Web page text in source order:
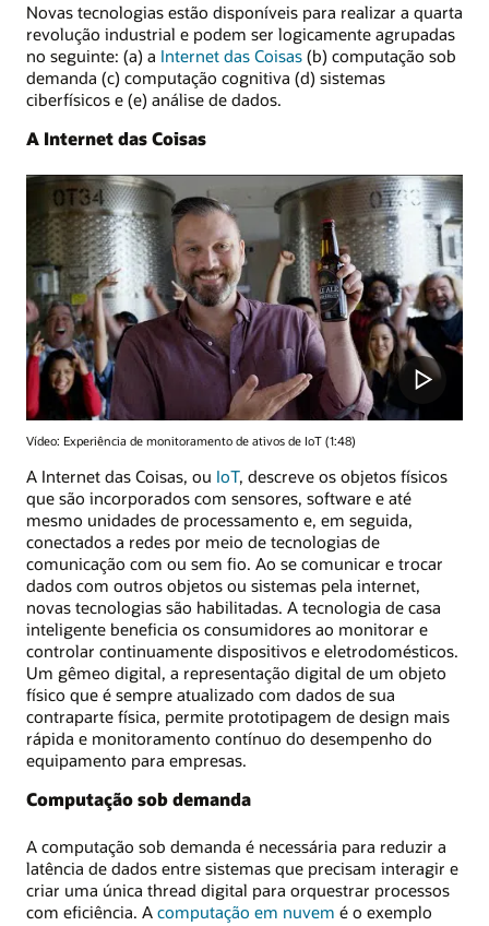
Novas tecnologias estão disponíveis para realizar a quarta
revolução industrial e podem ser logicamente agrupadas
no seguinte: (a) a Internet das Coisas (b) computação sob
demanda (c) computação cognitiva (d) sistemas
ciberfísicos e (e) análise de dados.
A Internet das Coisas
Vídeo: Experiência de monitoramento de ativos de IoT (1:48)
A Internet das Coisas, ou IoT, descreve os objetos físicos
que são incorporados com sensores, software e até
mesmo unidades de processamento e, em seguida,
conectados a redes por meio de tecnologias de
comunicação com ou sem fio. Ao se comunicar e trocar
dados com outros objetos ou sistemas pela internet,
novas tecnologias são habilitadas. A tecnologia de casa
inteligente beneficia os consumidores ao monitorar e
controlar continuamente dispositivos e eletrodomésticos.
Um gêmeo digital, a representação digital de um objeto
físico que é sempre atualizado com dados de sua
contraparte física, permite prototipagem de design mais
rápida e monitoramento contínuo do desempenho do
equipamento para empresas.
Computação sob demanda
A computação sob demanda é necessária para reduzir a
latência de dados entre sistemas que precisam interagir e
criar uma única thread digital para orquestrar processos
com eficiência. A computação em nuvem é o exemplo